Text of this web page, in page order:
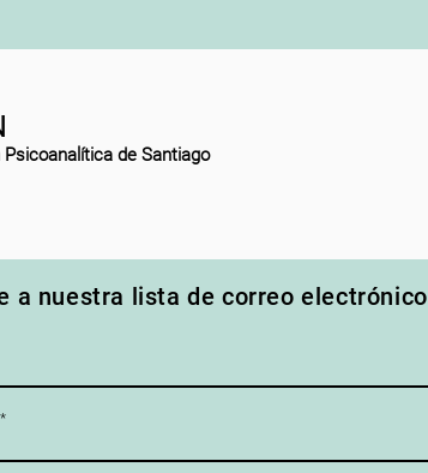
de Santiago
a nuestra lista de correo electrónico